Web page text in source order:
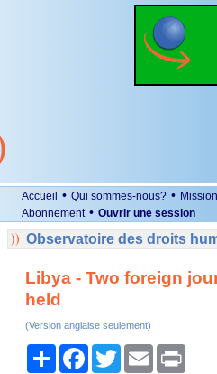
Accueil • Qui sommes-nous? • Mission
Abonnement • Ouvrir une session
Observatoire des droits
Libya - Two foreign
held
(Version anglaise seulement)
PartagerFacebook
TwitterEmail Print